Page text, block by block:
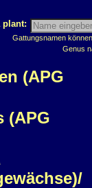
plant:
Gattungsnamen
Genus
(APG
(APG